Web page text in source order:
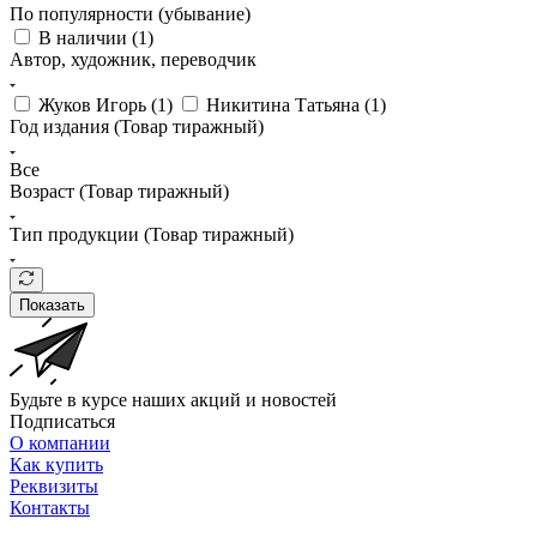
По популярности (убывание)
В наличии (1)
Автор, художник, переводчик
Жуков Игорь (1) Никитина Татьяна (1)
Год издания (Товар тиражный)
Все
Возраст (Товар тиражный)
Тип продукции (Товар тиражный)
Показать
Будьте в курсе наших акций и новостей
Подписаться
О компании
Как купить
Реквизиты
Контакты